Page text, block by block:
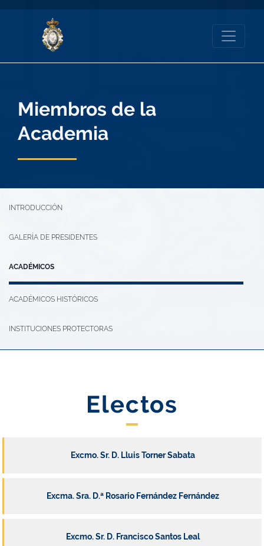
Miembros de la
Academia
INTRODUCCIÓN
GALERÍA DE PRESIDENTES
ACADÉMICOS
ACADÉMICOS HISTÓRICOS
INSTITUCIONES PROTECTORAS
Electos
Excmo. Sr. D. Lluis Torner Sabata
Excma. Sra. D.ª Rosario Fernández Fernández
Excmo. Sr. D. Francisco Santos Leal